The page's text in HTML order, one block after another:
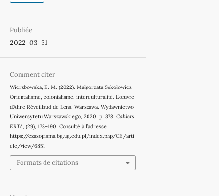
Publiée
2022-03-31
Comment citer
Wierzbowska, E. M. (2022). Małgorzata Sokołowicz,
Orientalisme, colonialisme, interculturalité. L’œuvre
d’Aline Réveillaud de Lens, Warszawa, Wydawnictwo
Uniwersytetu Warszawskiego, 2020, p. 378. Cahiers
ERTA , (29), 178–190. Consulté à l’adresse
https://czasopisma.bg.ug.edu.pl/index.php/CE/arti
cle/view/6851
Formats de citations